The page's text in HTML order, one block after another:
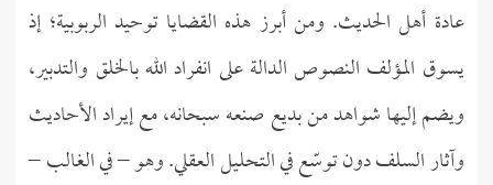
عادة أهل الحديث. ومن أبرز هذه القضايا توحيد الربوبية؛ إذ
يسوق المؤلف النصوص الدالة على انفراد الله بالخلق والتدبير،
ويضم إليها شواهد من بديع صنعه سبحانه، مع إيراد الأحاديث
وآثار السلف دون توسّع في التحليل العقلي. وهو – في الغالب –